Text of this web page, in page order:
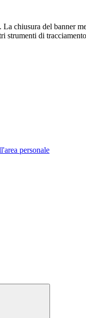
chiusura del banner
strumenti di
personale